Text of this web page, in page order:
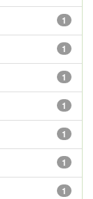
1
1
1
1
1
1
1